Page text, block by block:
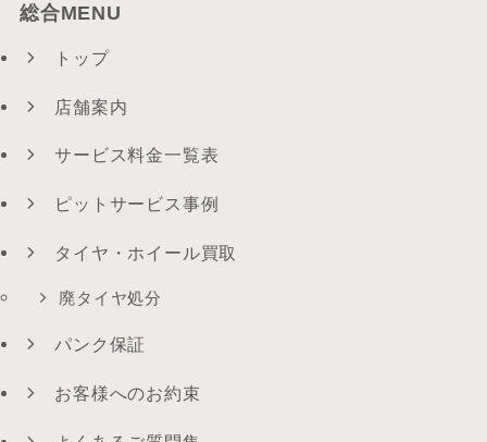
総合MENU
トップ
店舗案内
サービス料金一覧表
ピットサービス事例
タイヤ・ホイール買取
廃タイヤ処分
パンク保証
お客様へのお約束